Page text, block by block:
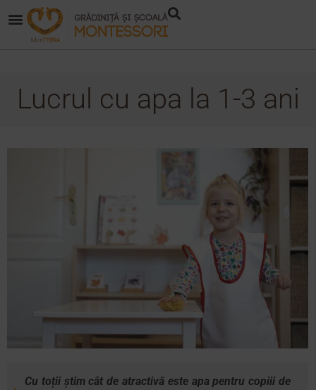
Lucrul cu apa la 1-3 ani
Cu toții știm cât de atractivă este apa pentru copiii de